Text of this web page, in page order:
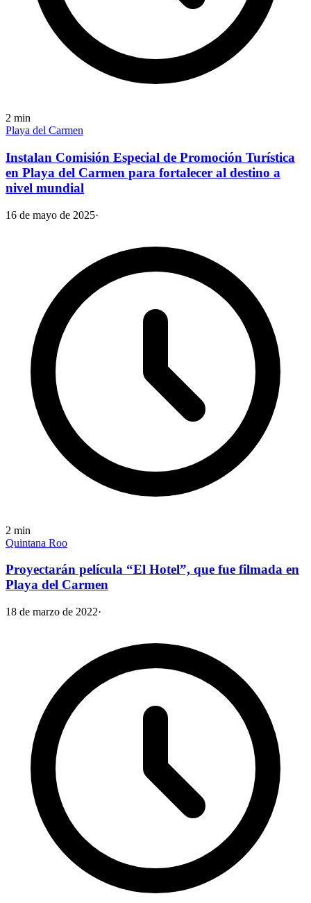
2 min
Playa del Carmen
Instalan Comisión Especial de Promoción Turística
en Playa del Carmen para fortalecer al destino a
nivel mundial
16 de mayo de 2025·
2 min
Quintana Roo
Proyectarán película “El Hotel”, que fue filmada en
Playa del Carmen
18 de marzo de 2022·